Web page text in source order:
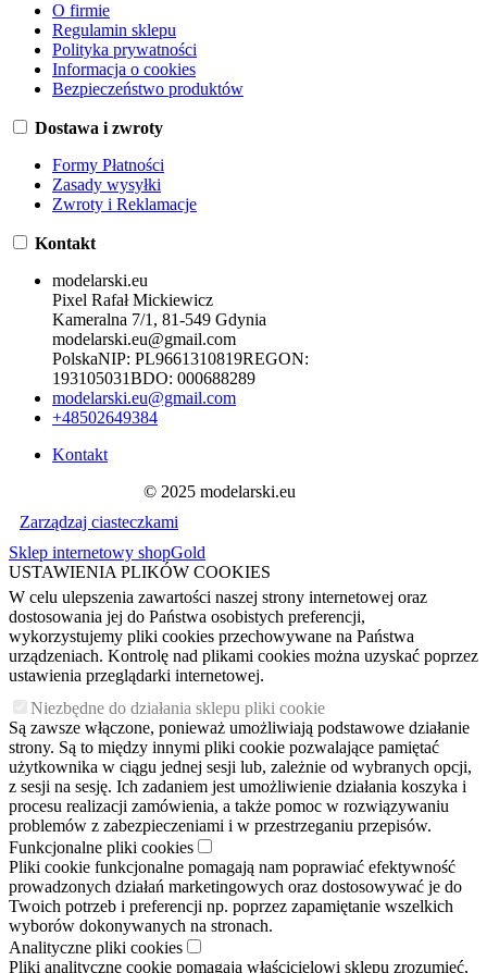
O firmie
Regulamin sklepu
Polityka prywatności
Informacja o cookies
Bezpieczeństwo produktów
Dostawa i zwroty
Formy Płatności
Zasady wysyłki
Zwroty i Reklamacje
Kontakt
modelarski.eu
Pixel Rafał Mickiewicz
Kameralna 7/1, 81-549 Gdynia
modelarski.eu@gmail.com
PolskaNIP: PL9661310819REGON:
193105031BDO: 000688289
modelarski.eu@gmail.com
+48502649384
Kontakt
© 2025 modelarski.eu
Zarządzaj ciasteczkami
Sklep internetowy shopGold
USTAWIENIA PLIKÓW COOKIES
W celu ulepszenia zawartości naszej strony internetowej oraz
dostosowania jej do Państwa osobistych preferencji,
wykorzystujemy pliki cookies przechowywane na Państwa
urządzeniach. Kontrolę nad plikami cookies można uzyskać poprzez
ustawienia przeglądarki internetowej.
Niezbędne do działania sklepu pliki cookie
Są zawsze włączone, ponieważ umożliwiają podstawowe działanie
strony. Są to między innymi pliki cookie pozwalające pamiętać
użytkownika w ciągu jednej sesji lub, zależnie od wybranych opcji,
z sesji na sesję. Ich zadaniem jest umożliwienie działania koszyka i
procesu realizacji zamówienia, a także pomoc w rozwiązywaniu
problemów z zabezpieczeniami i w przestrzeganiu przepisów.
Funkcjonalne pliki cookies
Pliki cookie funkcjonalne pomagają nam poprawiać efektywność
prowadzonych działań marketingowych oraz dostosowywać je do
Twoich potrzeb i preferencji np. poprzez zapamiętanie wszelkich
wyborów dokonywanych na stronach.
Analityczne pliki cookies
Pliki analityczne cookie pomagają właścicielowi sklepu zrozumieć,